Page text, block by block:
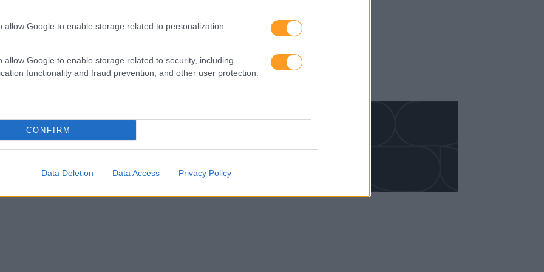
allow Google to enable storage related to personalization.
allow Google to enable storage related to security, including
functionality and fraud prevention, and other user protection.
CONFIRM
Data Deletion Data Access Privacy Policy